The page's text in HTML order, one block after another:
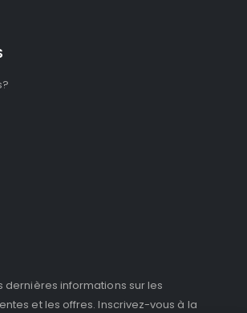
dernières informations sur les
et les offres. Inscrivez-vous à la